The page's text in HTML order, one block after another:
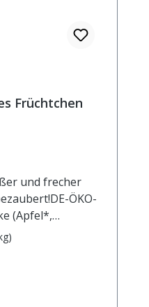
Früchtchen
und frecher
ÖKO-